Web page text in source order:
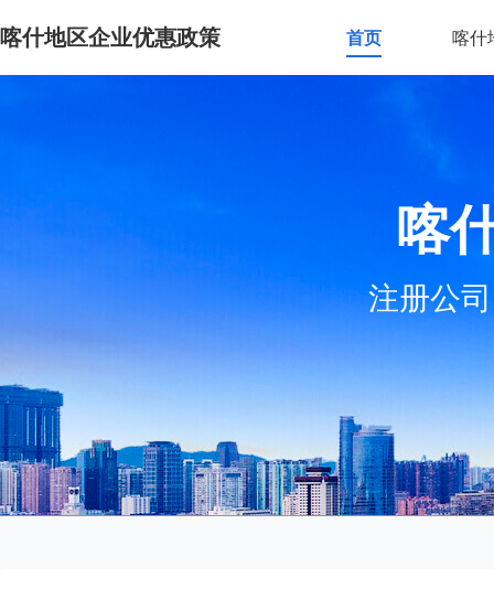
喀什地区企业优惠政策 首页 喀什
喀
注册公